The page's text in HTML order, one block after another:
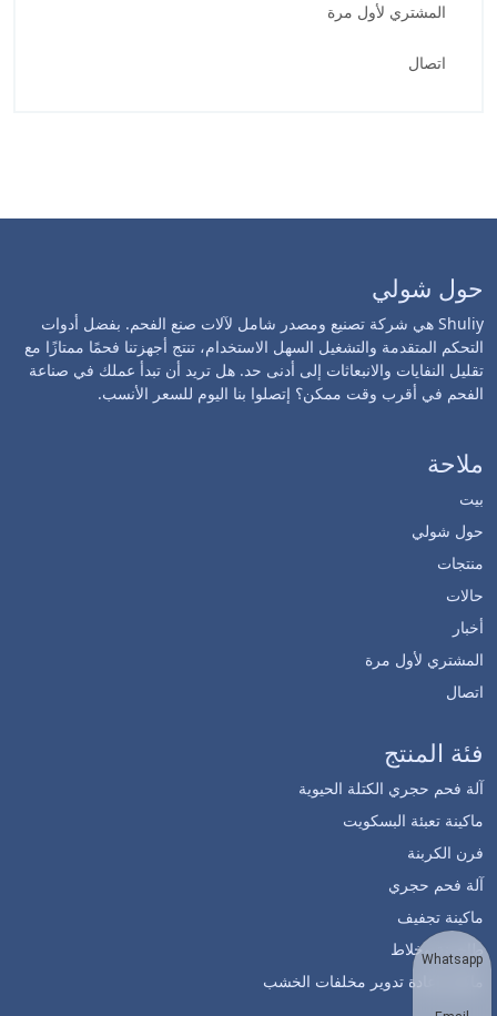
المشتري لأول مرة
اتصال
حول شولي
Shuliy هي شركة تصنيع ومصدر شامل لآلات صنع الفحم. بفضل أدوات
التحكم المتقدمة والتشغيل السهل الاستخدام، تنتج أجهزتنا فحمًا ممتازًا مع
تقليل النفايات والانبعاثات إلى أدنى حد. هل تريد أن تبدأ عملك في صناعة
الفحم في أقرب وقت ممكن؟ إتصلوا بنا اليوم للسعر الأنسب.
ملاحة
بيت
حول شولي
منتجات
حالات
أخبار
المشتري لأول مرة
اتصال
فئة المنتج
آلة فحم حجري الكتلة الحيوية
ماكينة تعبئة البسكويت
فرن الكربنة
آلة فحم حجري
ماكينة تجفيف
طاحونة وخلاط
ماكينة إعادة تدوير مخلفات الخشب
Whatsapp